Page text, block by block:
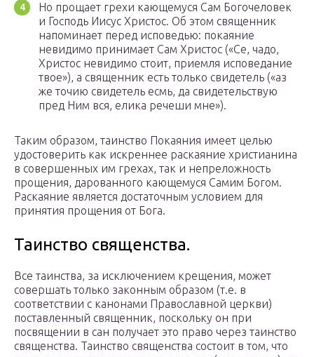
Но прощает грехи кающемуся Сам Богочеловек
и Господь Иисус Христос. Об этом священник
напоминает перед исповедью: покаяние
невидимо принимает Сам Христос («Се, чадо,
Христос невидимо стоит, приемля исповедание
твое»), а священник есть только свидетель («аз
же точию свидетель есмь, да свидетельствую
пред Ним вся, елика речеши мне»).
Таким образом, таинство Покаяния имеет целью
удостоверить как искреннее раскаяние христианина
в совершенных им грехах, так и непреложность
прощения, дарованного кающемуся Самим Богом.
Раскаяние является достаточным условием для
принятия прощения от Бога.
Таинство священства.
Все таинства, за исключением крещения, может
совершать только законным образом (т.е. в
соответствии с канонами Православной церкви)
поставленный священник, поскольку он при
посвящении в сан получает это право через таинство
священства. Таинство священства состоит в том, что